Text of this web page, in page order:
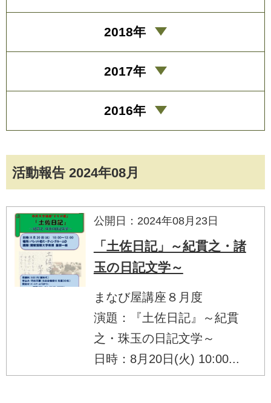
活動報告 2024年08月
公開日：2024年08月23日
「土佐日記」～紀貫之・諸
玉の日記文学～
まなび屋講座８月度
演題：『土佐日記』～紀貫
之・珠玉の日記文学～
日時：8月20日(火) 10:00...
2018年
2017年
2016年